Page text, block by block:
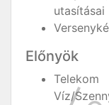
Előnyök
Víz/